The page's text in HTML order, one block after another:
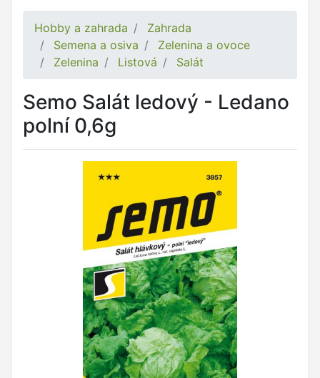
Hobby a zahrada
Zahrada
Semena a osiva
Zelenina a ovoce
Zelenina
Listová Salát
Semo Salát ledový - Ledano
polní 0,6g